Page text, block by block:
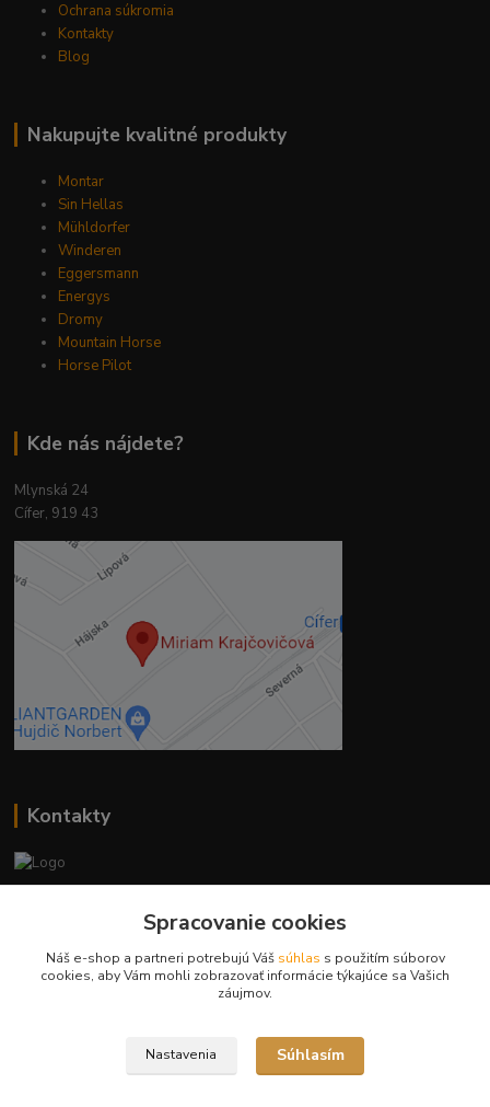
Ochrana súkromia
Kontakty
Blog
Nakupujte kvalitné produkty
Montar
Sin Hellas
Mühldorfer
Winderen
Eggersmann
Energys
Dromy
Mountain Horse
Horse Pilot
Kde nás nájdete?
Mlynská 24
Cífer, 919 43
Kontakty
+421 944 394 715
info@krmivamirima.sk
Spracovanie cookies
Náš e-shop a partneri potrebujú Váš súhlas s použitím súborov
cookies, aby Vám mohli zobrazovať informácie týkajúce sa Vašich
záujmov.
Nastavenia Súhlasím